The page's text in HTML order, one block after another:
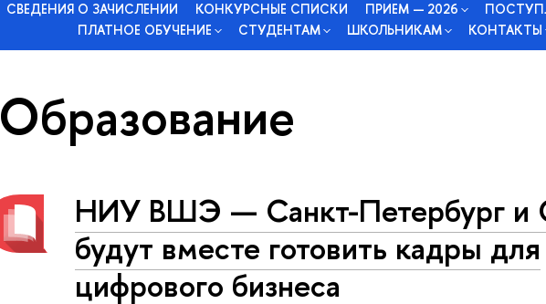
СВЕДЕНИЯ О ЗАЧИСЛЕНИИ КОНКУРСНЫЕ СПИСКИ ПРИЕМ — 2026
ПЛАТНОЕ ОБУЧЕНИЕ
СТУДЕНТАМ ШКОЛЬНИКАМ КОНТАКТЫ
Образование
НИУ ВШЭ — Санкт-Петербург и
будут вместе готовить кадры для
цифрового бизнеса